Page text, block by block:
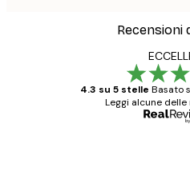
Recensioni
4.3 su 5 stelle Basato
Leggi alcune delle